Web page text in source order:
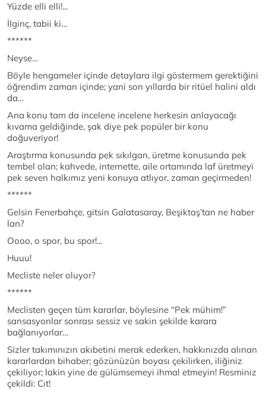
Yüzde elli elli!...
İlginç, tabii ki…
******
Neyse…
Böyle hengameler içinde detaylara ilgi göstermem gerektiğini
öğrendim zaman içinde; yani son yıllarda bir ritüel halini aldı
da…
Ana konu tam da incelene incelene herkesin anlayacağı
kıvama geldiğinde, şak diye pek popüler bir konu
doğuveriyor!
Araştırma konusunda pek sıkılgan, üretme konusunda pek
tembel olan; kahvede, internette, aile ortamında laf üretmeyi
pek seven halkımız yeni konuya atlıyor, zaman geçirmeden!
******
Gelsin Fenerbahçe, gitsin Galatasaray, Beşiktaş’tan ne haber
lan?
Oooo, o spor, bu spor!...
Huuu!
Mecliste neler oluyor?
******
Meclisten geçen tüm kararlar, böylesine “Pek mühim!”
sansasyonlar sonrası sessiz ve sakin şekilde karara
bağlanıyorlar…
Sizler takımınızın akıbetini merak ederken, hakkınızda alınan
kararlardan bihaber; gözünüzün boyası çekilirken, iliğiniz
çekiliyor; lakin yine de gülümsemeyi ihmal etmeyin! Resminiz
çekildi: Cıt!